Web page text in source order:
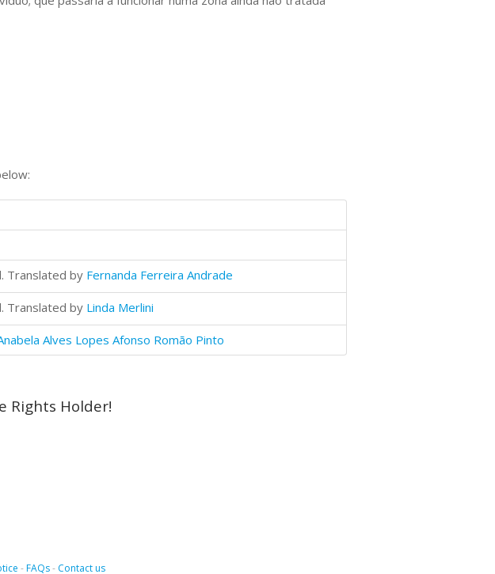
Translated by Fernanda Ferreira Andrade
Translated by Linda Merlini
Alves Lopes Afonso Romão Pinto
Rights Holder!
-FAQs- Contact us